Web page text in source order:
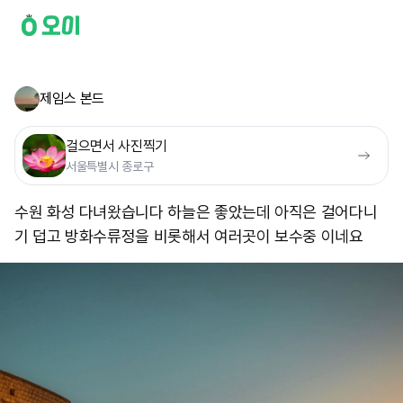
제임스 본드
걸으면서 사진찍기
서울특별시 종로구
수원 화성 다녀왔습니다 하늘은 좋았는데 아직은 걸어다니
기 덥고 방화수류정을 비롯해서 여러곳이 보수중 이네요